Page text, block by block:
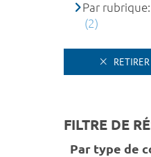
Par
(2)
FILTRE DE
Par type de